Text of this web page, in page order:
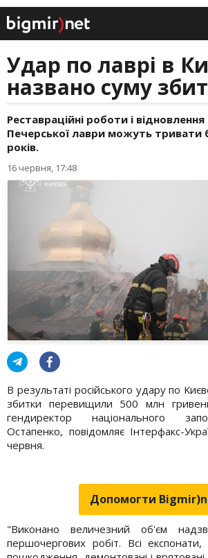
Удар по лаврі в
названо суму
Реставраційні роботи і відновлення
Печерської лаври можуть тривати
років.
16 червня, 17:48
В результаті російського удару по
збитки перевищили 500 млн
гендиректор національного
Остапенко, повідомляє Інтерфакс-
червня.
Допомогти
"Виконано величезний об'єм
першочергових робіт. Всі